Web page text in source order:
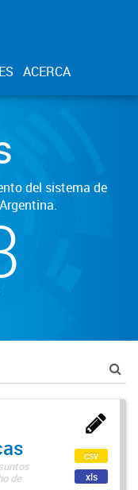
ACERCA
del sistema de
de
csv
xls